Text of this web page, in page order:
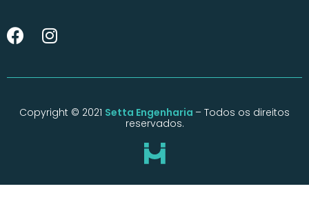
Copyright © 2021 Setta Engenharia – Todos os direitos
reservados.